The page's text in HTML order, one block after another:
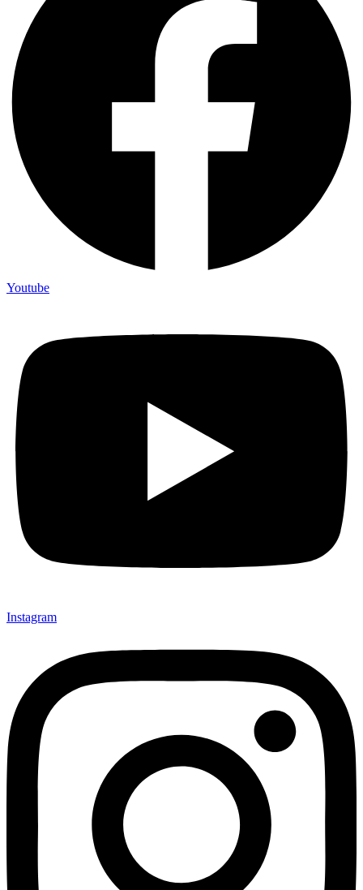
Youtube
Instagram